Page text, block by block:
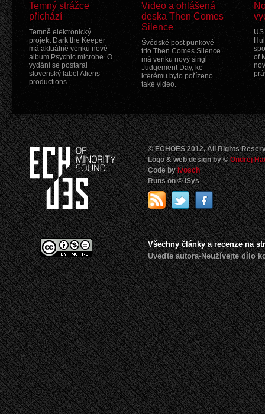
Temný strážce
přichází
Temně elektronický
projekt Dark the Keeper
má aktuálně venku nové
album Psychic microbe. O
vydání se postaral
slovenský label Aliens
productions.
Video a ohlášená
deska Then Comes
Silence
Švédské post punkové
trio Then Comes Silence
má venku nový singl
Judgement Day, ke
kterému bylo pořízeno
také video.
of
© ECHOES 2012, All Rights
Logo & web design by ©Ondrej
Code byIvosch
Runs on © iSys
Všechny články a recenze na
Uveďte autora-Neužívejte dílo